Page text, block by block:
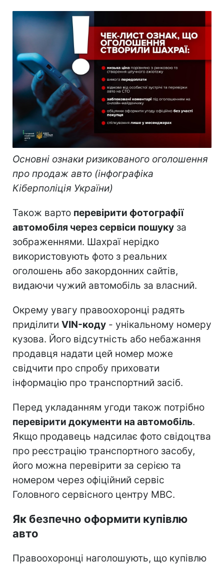
Основні ознаки ризикованого оголошення
про продаж авто (інфографіка
Кіберполіція України)
Також варто перевірити фотографії
автомобіля через сервіси пошуку за
зображеннями. Шахраї нерідко
використовують фото з реальних
оголошень або закордонних сайтів,
видаючи чужий автомобіль за власний.
Окрему увагу правоохоронці радять
приділити VIN-коду - унікальному номеру
кузова. Його відсутність або небажання
продавця надати цей номер може
свідчити про спробу приховати
інформацію про транспортний засіб.
Перед укладанням угоди також потрібно
перевірити документи на автомобіль.
Якщо продавець надсилає фото свідоцтва
про реєстрацію транспортного засобу,
його можна перевірити за серією та
номером через офіційний сервіс
Головного сервісного центру МВС.
Як безпечно оформити купівлю
авто
Правоохоронці наголошують, що купівлю